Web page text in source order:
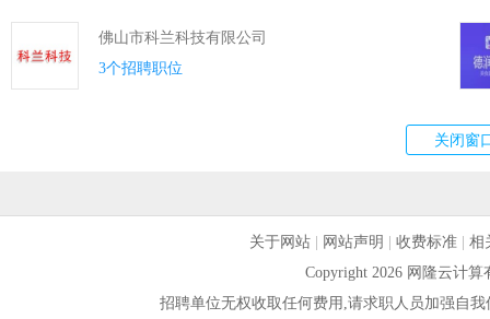
佛山市科兰科技有限公司
3个招聘职位
关于网站| 网站声明 收费标准| 相
Copyright 2026 网隆云计
招聘单位无权收取任何费用,请求职人员加强自